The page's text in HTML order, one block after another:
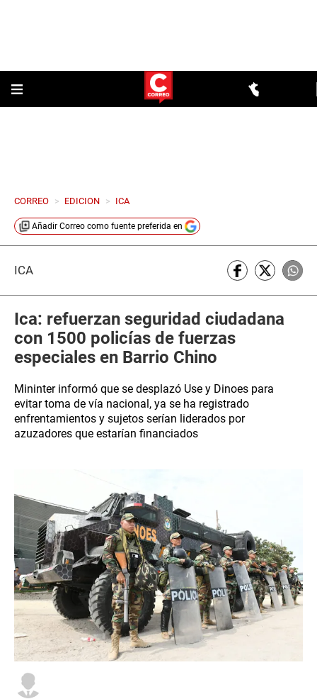
CORREO > EDICION > ICA
Añadir Correo como fuente preferida en
ICA
Ica: refuerzan seguridad ciudadana
con 1500 policías de fuerzas
especiales en Barrio Chino
Mininter informó que se desplazó Use y Dinoes para
evitar toma de vía nacional, ya se ha registrado
enfrentamientos y sujetos serían liderados por
azuzadores que estarían financiados